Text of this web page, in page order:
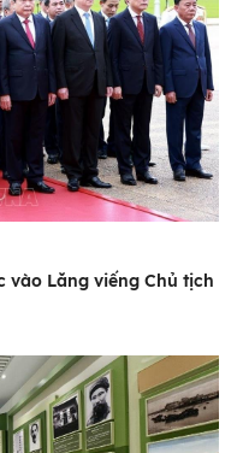
Lăng viếng Chủ tịch